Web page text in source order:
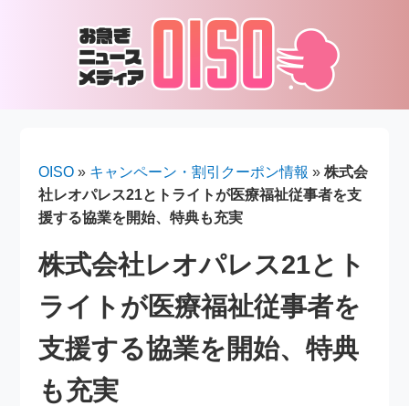
OISO » キャンペーン・割引クーポン情報 »株式会
社レオパレス21とトライトが医療福祉従事者を支
援する協業を開始、特典も充実
株式会社レオパレス21とト
ライトが医療福祉従事者を
支援する協業を開始、特典
も充実